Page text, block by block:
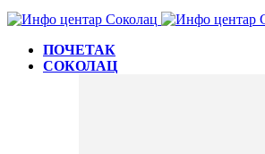
ПОЧЕТАК
СОКОЛАЦ